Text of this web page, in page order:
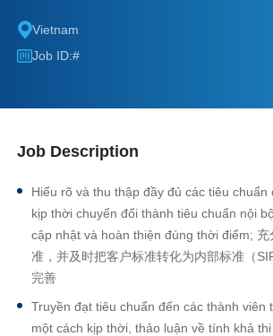
Vietnam
Job ID:#
Job Description
Hiểu rõ và thu thập đầy đủ các tiêu chuẩn
kịp thời chuyển đổi thành tiêu chuẩn nội
cập nhật và hoàn thiện đúng thời điểm; 充
准，并及时把客户标准转化为内部标准（
完善
Truyền đạt tiêu chuẩn đến các thành viên
một cách kịp thời, thảo luận về tính khả